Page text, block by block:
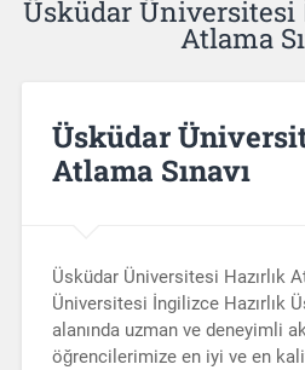
Üsküdar Üniversitesi
Atlama
Üsküdar
Atlama Sınavı
Üsküdar Üniversitesi Hazırlık
Üniversitesi İngilizce Hazırlık
alanında uzman ve deneyimli
öğrencilerimize en iyi ve en